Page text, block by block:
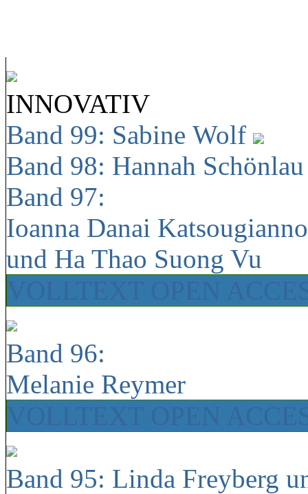
INNOVATIV
Band 99: Sabine Wolf
Band 98: Hannah
Band 97:
Ioanna Danai
und Ha Thao Suong Vu
Band 96:
Melanie Reymer
Band 95: Linda Freyberg